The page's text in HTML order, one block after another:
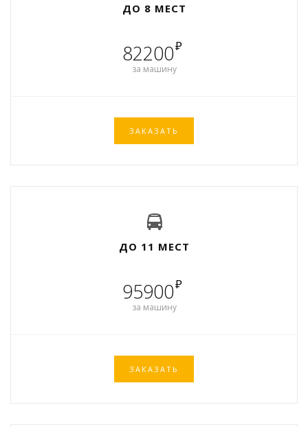
ДО 8 МЕСТ
82200₽
за машину
ЗАКАЗАТЬ
ДО 11 МЕСТ
95900₽
за машину
ЗАКАЗАТЬ